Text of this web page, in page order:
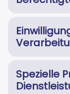
Spezielle